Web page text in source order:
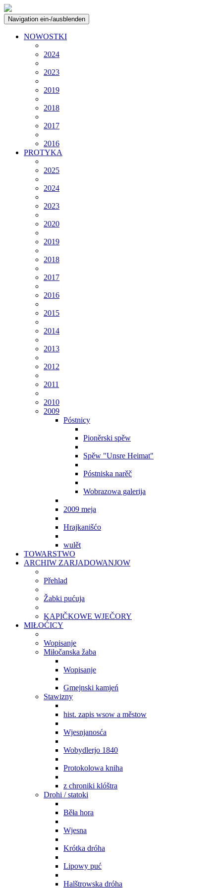
Navigation ein-/ausblenden
NOWOSTKI
2024
2023
2019
2018
2017
2016
PROTYKA
2025
2024
2023
2020
2019
2018
2017
2016
2015
2014
2013
2012
2011
2010
2009
Póstnicy
Pioněrski spěw
Spěw "Unsre Heimat"
Póstniska narěč
Wobrazowa galerija
2009 meja
Hrajkanišćo
wulět
TOWARSTWO
ARCHIW ZARJADOWANJOW
Přehlad
Žabki pućuja
KAPIČKOWE WJEČORY
MIŁOĆICY
Wopisanje
Miłočanska žaba
Wopisanje
Gmejnski kamjeń
Stawizny
hist. zapis wsow a městow
Wjesnjanosća
Wobydlerjo 1840
Protokolowa kniha
z chroniki klóštra
Drohi / statoki
Běła hora
Wjesna
Krótka dróha
Lipowy puć
Halštrowska dróha